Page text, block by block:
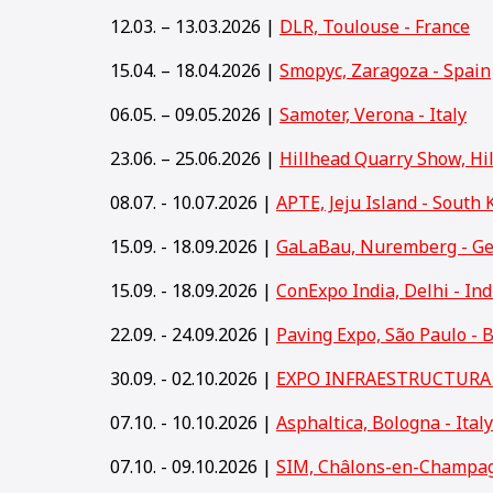
12.03. – 13.03.2026 | DLR, Toulouse - France
15.04. – 18.04.2026 | Smopyc, Zaragoza - Spain
06.05. – 09.05.2026 | Samoter, Verona - Italy
23.06. – 25.06.2026 | Hillhead Quarry Show,
08.07. - 10.07.2026 | APTE, Jeju Island - South
15.09. - 18.09.2026 | GaLaBau, Nuremberg -
15.09. - 18.09.2026 | ConExpo India, Delhi -
22.09. - 24.09.2026 | Paving Expo, São Paulo -
30.09. - 02.10.2026 | EXPO
07.10. - 10.10.2026 | Asphaltica, Bologna - Italy
07.10. - 09.10.2026 | SIM, Châlons-en-